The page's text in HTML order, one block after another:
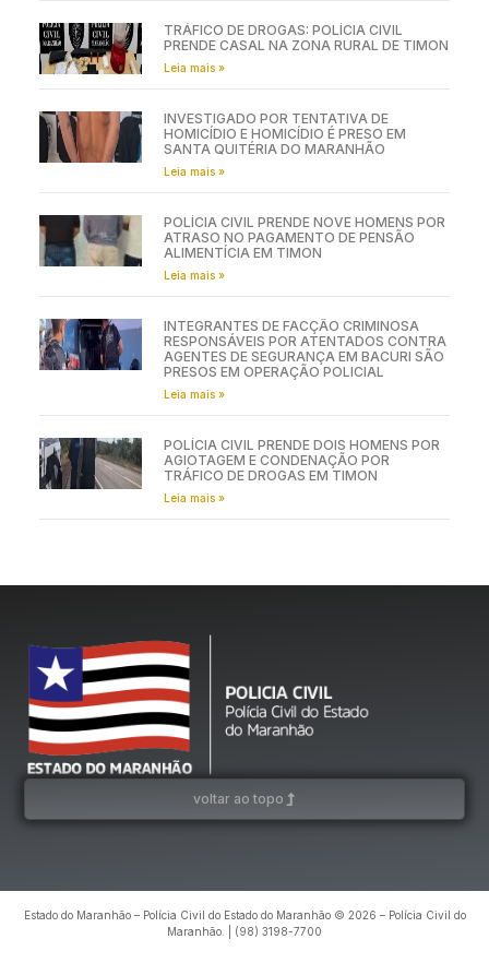
TRÁFICO DE DROGAS: POLÍCIA CIVIL
PRENDE CASAL NA ZONA RURAL DE TIMON
Leia mais »
INVESTIGADO POR TENTATIVA DE
HOMICÍDIO E HOMICÍDIO É PRESO EM
SANTA QUITÉRIA DO MARANHÃO
Leia mais »
POLÍCIA CIVIL PRENDE NOVE HOMENS POR
ATRASO NO PAGAMENTO DE PENSÃO
ALIMENTÍCIA EM TIMON
Leia mais »
INTEGRANTES DE FACÇÃO CRIMINOSA
RESPONSÁVEIS POR ATENTADOS CONTRA
AGENTES DE SEGURANÇA EM BACURI SÃO
PRESOS EM OPERAÇÃO POLICIAL
Leia mais »
POLÍCIA CIVIL PRENDE DOIS HOMENS POR
AGIOTAGEM E CONDENAÇÃO POR
TRÁFICO DE DROGAS EM TIMON
Leia mais »
voltar ao topo
Estado do Maranhão – Polícia Civil do Estado do Maranhão © 2026 – Polícia Civil do
Maranhão. | (98) 3198-7700